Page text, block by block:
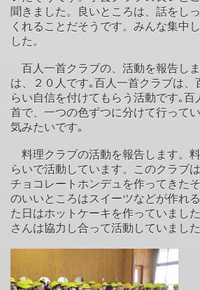
聞きました。良いところは、話をし
くれることだそうです。みんな集中
した。
百人一首クラブの、活動を報告し
は、２０人です｡百人一首クラブは、
らい自信を付けてもらう活動です｡百
首で、一つの色ずつに分けて行って
気みたいです｡
料理クラブの活動を報告します。
らいで活動しています。このクラブ
チョコレートホンデュを作ってきた
のいいところはスイーツなどが作れ
た日はホットケーキを作っていまし
さんは協力し合って活動していました